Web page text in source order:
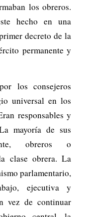
los obreros.
hecho en una
decreto de la
permanente y
los consejeros
universal en los
responsables y
mayoría de sus
obreros o
clase obrera. La
parlamentario,
ejecutiva y
vez de continuar